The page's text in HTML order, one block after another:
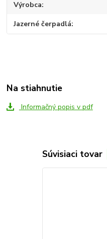
Výrobca
Jazerné čerpadlá
Na stiahnutie
Informačný popis v pdf
Súvisiaci tovar